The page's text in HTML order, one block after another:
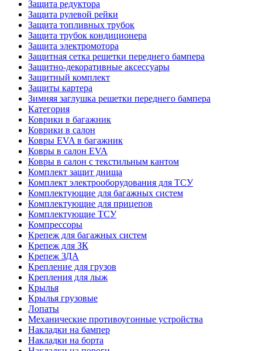
Защита редуктора
Защита рулевой рейки
Защита топливных трубок
Защита трубок кондиционера
Защита электромотора
Защитная сетка решетки переднего бампера
Защитно-декоративные аксессуары
Защитный комплект
Защиты картера
Зимняя заглушка решетки переднего бампера
Категория
Коврики в багажник
Коврики в салон
Ковры EVA в багажник
Ковры в салон EVA
Ковры в салон с текстильным кантом
Комплект защит днища
Комплект электрооборудования для ТСУ
Комплектующие для багажных систем
Комплектующие для прицепов
Комплектующие ТСУ
Компрессоры
Крепеж для багажных систем
Крепеж для ЗК
Крепеж ЗДА
Крепление для грузов
Крепления для лыж
Крылья
Крылья грузовые
Лопаты
Механические противоугонные устройства
Накладки на бампер
Накладки на борта